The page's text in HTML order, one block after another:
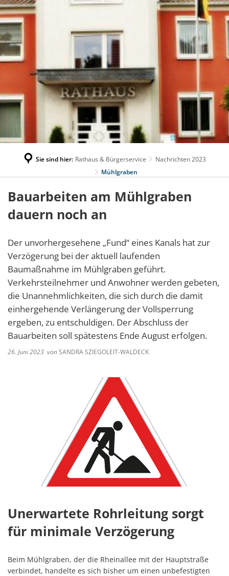
Sie sind hier: Rathaus & Bürgerservice
Nachrichten 2023
Mühlgraben
Bauarbeiten am Mühlgraben
dauern noch an
Der unvorhergesehene „Fund“ eines Kanals hat zur
Verzögerung bei der aktuell laufenden
Baumaßnahme im Mühlgraben geführt.
Verkehrsteilnehmer und Anwohner werden gebeten,
die Unannehmlichkeiten, die sich durch die damit
einhergehende Verlängerung der Vollsperrung
ergeben, zu entschuldigen. Der Abschluss der
Bauarbeiten soll spätestens Ende August erfolgen.
26. Juni 2023 vonSANDRA SZIEGOLEIT-WALDECK
Unerwartete Rohrleitung sorgt
für minimale Verzögerung
Beim Mühlgraben, der die Rheinallee mit der Hauptstraße
verbindet, handelte es sich bisher um einen unbefestigten